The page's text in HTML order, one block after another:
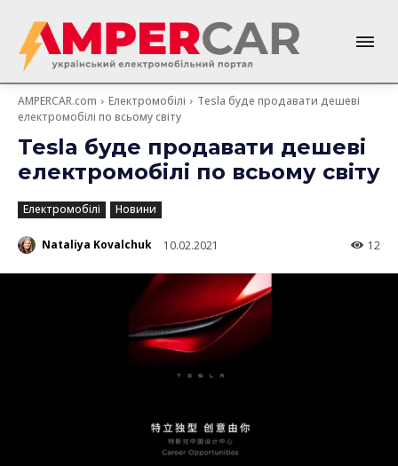
AMPERCAR.com Електромобілі
Tesla буде продавати дешеві
електромобілі по всьому світу
Tesla буде продавати дешеві
електромобілі по всьому світу
Електромобілі Новини
Nataliya Kovalchuk 10.02.2021 12